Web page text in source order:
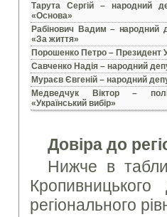
Тарута Сергій – народний
«Основа»
Рабінович Вадим – народний
«За життя»
Порошенко Петро – Президент
Савченко Надія – народний
Мураєв Євгеній – народний
Медведчук Віктор –
«Український вибір»
Довіра до
Нижче в
Кропивницького
регіонального